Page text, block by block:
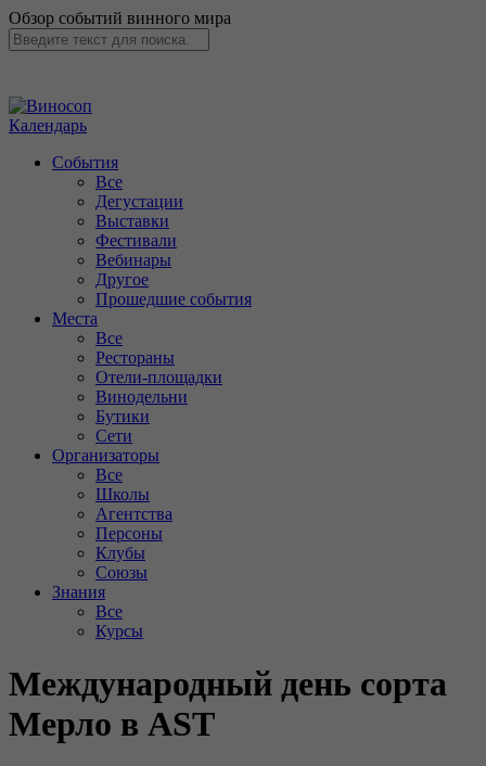
Обзор событий винного мира
Календарь
События
Все
Дегустации
Выставки
Фестивали
Вебинары
Другое
Прошедшие события
Места
Все
Рестораны
Отели-площадки
Винодельни
Бутики
Сети
Организаторы
Все
Школы
Агентства
Персоны
Клубы
Союзы
Знания
Все
Курсы
Международный день сорта
Мерло в AST